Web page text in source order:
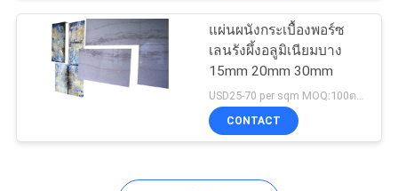
เป็น
แผ่นผนังกระเบื้องพอร์ซ
เลนรังผึ้งอลูมิเนียมบาง
15mm 20mm 30mm
CONTACT